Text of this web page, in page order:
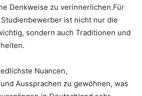
Denkweise zu verinnerlichen.Für
ist nicht nur die
sondern auch Traditionen und
Nuancen,
Aussprachen zu gewöhnen, was